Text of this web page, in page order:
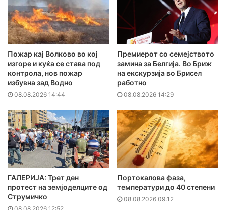
Пожар кај Волково во кој
изгоре и куќа се става под
контрола, нов пожар
избувна зад Водно
08.08.2026 14:44
Премиерот со семејството
замина за Белгија. Во Бриж
на екскурзија во Брисел
работно
08.08.2026 14:29
ГАЛЕРИЈА: Трет ден
протест на земјоделците од
Струмичко
Портокалова фаза,
температури до 40 степени
08.08.2026 09:12